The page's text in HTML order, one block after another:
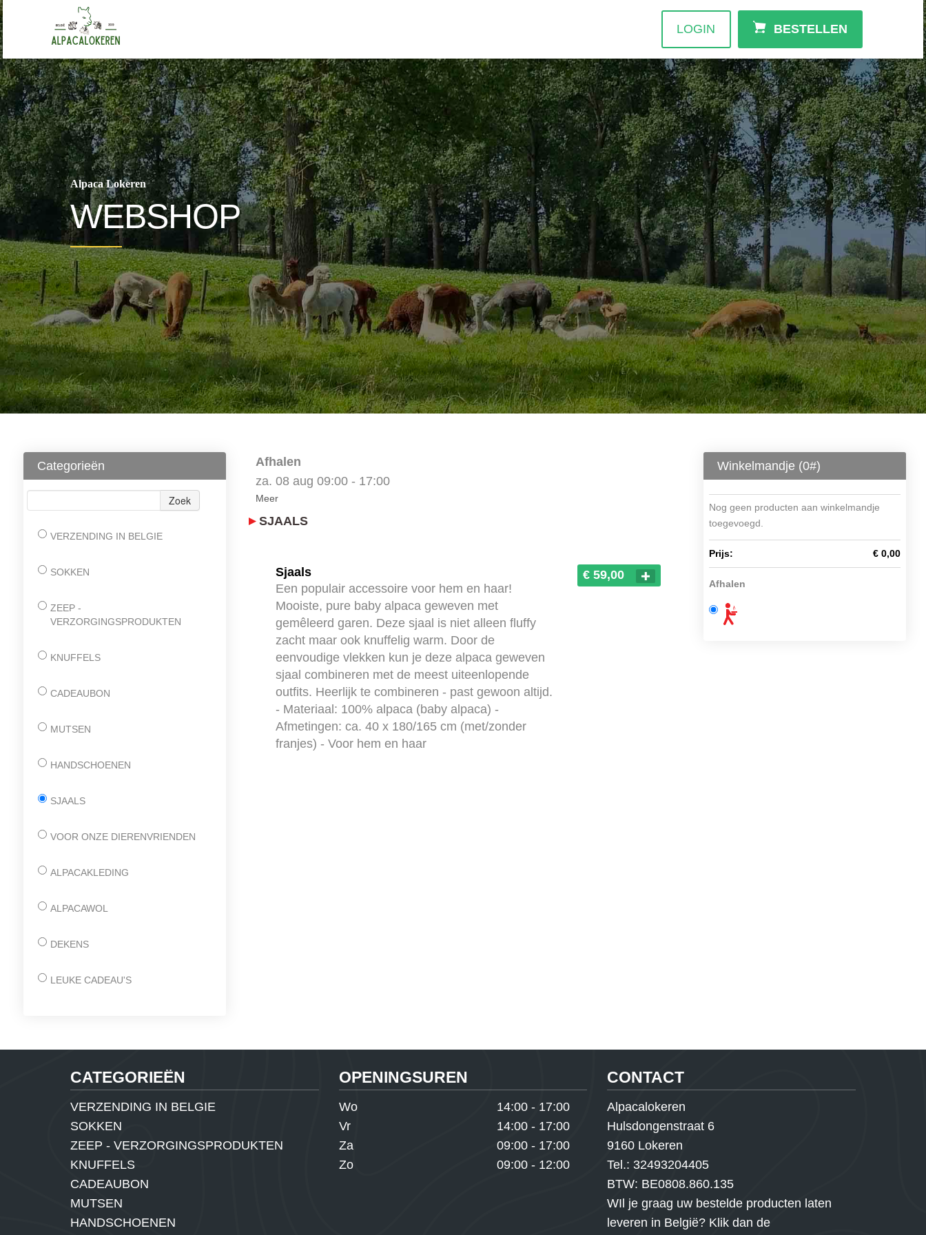
LOGIN BESTELLEN
Alpaca Lokeren
WEBSHOP
Categorieën
Zoek
VERZENDING IN BELGIE
SOKKEN
ZEEP -
VERZORGINGSPRODUKTEN
KNUFFELS
CADEAUBON
MUTSEN
HANDSCHOENEN
SJAALS
VOOR ONZE DIERENVRIENDEN
ALPACAKLEDING
ALPACAWOL
DEKENS
LEUKE CADEAU'S
Afhalen
za. 08 aug09:00 - 17:00
Meer
SJAALS
Sjaals
Een populair accessoire voor hem en haar!
Mooiste, pure baby alpaca geweven met
gemêleerd garen. Deze sjaal is niet alleen fluffy
zacht maar ook knuffelig warm. Door de
eenvoudige vlekken kun je deze alpaca geweven
sjaal combineren met de meest uiteenlopende
outfits. Heerlijk te combineren - past gewoon altijd.
- Materiaal: 100% alpaca (baby alpaca) -
Afmetingen: ca. 40 x 180/165 cm (met/zonder
franjes) - Voor hem en haar
€ 59,00
Winkelmandje (0#)
Nog geen producten aan winkelmandje
toegevoegd.
Prijs: € 0,00
Afhalen
CATEGORIEËN
VERZENDING IN BELGIE
SOKKEN
ZEEP - VERZORGINGSPRODUKTEN
KNUFFELS
CADEAUBON
MUTSEN
HANDSCHOENEN
OPENINGSUREN
Wo
14:00 - 17:00
Vr
14:00 - 17:00
Za
09:00 - 17:00
Zo
09:00 - 12:00
CONTACT
Alpacalokeren
Hulsdongenstraat 6
9160 Lokeren
Tel.: 32493204405
BTW: BE0808.860.135
WIl je graag uw bestelde producten laten
leveren in België? Klik dan de